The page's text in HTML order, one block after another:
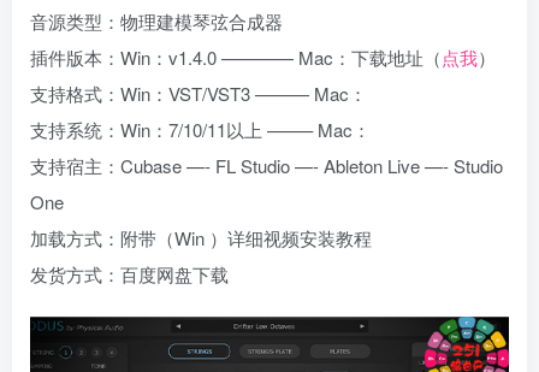
音源类型：物理建模琴弦合成器
插件版本：Win：v1.4.0 ———— Mac：下载地址（点我）
支持格式：Win：VST/VST3 ——— Mac：
支持系统：Win：7/10/11以上 ——– Mac：
支持宿主：Cubase —- FL Studio —- Ableton Live —- Studio
One
加载方式：附带（Win ）详细视频安装教程
发货方式：百度网盘下载